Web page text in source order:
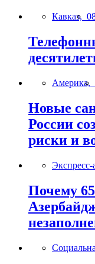
Кавказ,
Америка,
Новые
России
риски и
Экспресс-
Почему